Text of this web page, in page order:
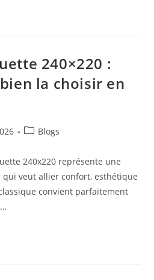
240×220 :
la choisir en
PostBlogs
240x220 représente une
veut allier confort, esthétique
convient parfaitement